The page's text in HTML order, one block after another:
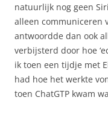
natuurlijk nog geen
alleen communiceren
antwoordde dan ook
verbijsterd door hoe
ik toen een tijdje met
had hoe het werkte
toen ChatGTP kwam